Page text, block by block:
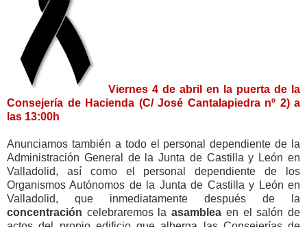
Viernes 4 de abril en la puerta de la
Consejería de Hacienda (C/ José Cantalapiedra nº 2) a
las 13:00h
Anunciamos también a todo el personal dependiente de la
Administración General de la Junta de Castilla y León en
Valladolid, así como el personal dependiente de los
Organismos Autónomos de la Junta de Castilla y León en
Valladolid, que inmediatamente después de la
concentración celebraremos laasamblea en el salón de